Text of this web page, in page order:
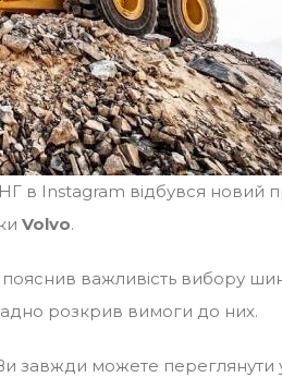
в Instagram відбувся новий
Volvo.
важливість вибору
розкрив вимоги до них.
завжди можете переглянути